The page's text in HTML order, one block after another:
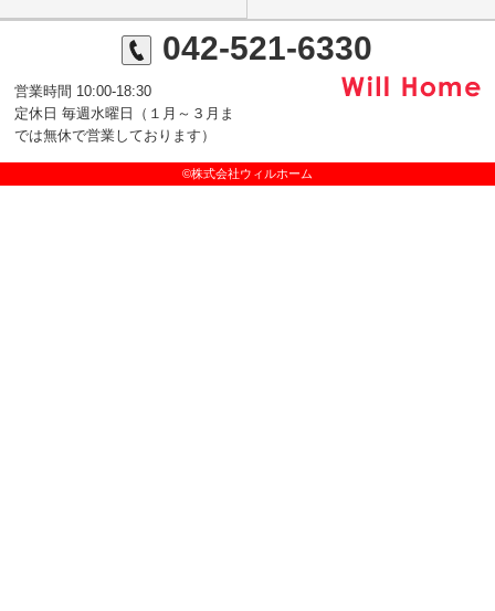
042-521-6330
営業時間 10:00-18:30
定休日 毎週水曜日（１月～３月ま
では無休で営業しております）
©株式会社ウィルホーム